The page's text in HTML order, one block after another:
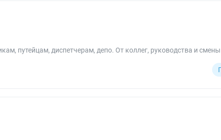
путейцам, диспетчерам, депо. От коллег, руководства и